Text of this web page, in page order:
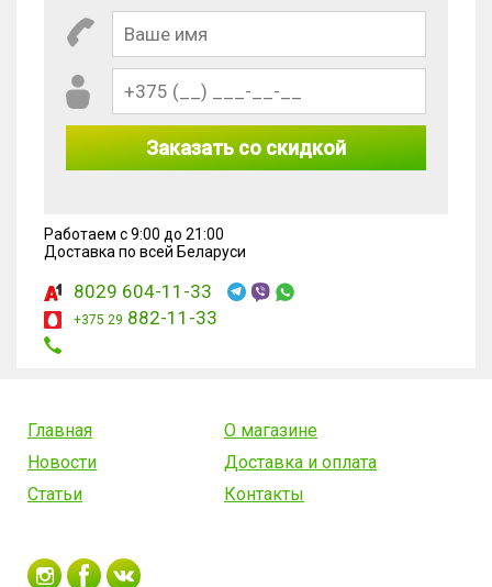
Заказать со скидкой
Работаем с 9:00 до 21:00
Доставка по всей Беларуси
8029 604-11-33
+375 29 882-11-33
Главная
О магазине
Новости
Доставка и оплата
Статьи
Контакты